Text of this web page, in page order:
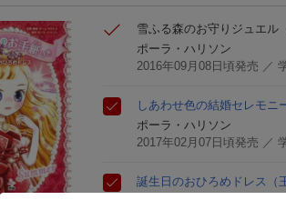
雪ふる森のお守りジュエル
ポーラ・ハリソン
2016年09月08日頃発売 ／
しあわせ色の結婚セレモニ
ポーラ・ハリソン
2017年02月07日頃発売 ／
誕生日のおひろめドレス